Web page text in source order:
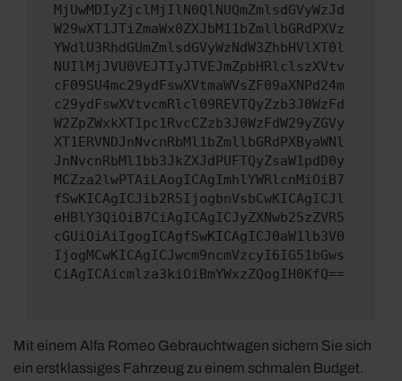
MjUwMDIyZjclMjIlN0QlNUQmZmlsdGVyWzJd
W29wXT1JTiZmaWx0ZXJbM11bZmllbGRdPXVz
YWdlU3RhdGUmZmlsdGVyWzNdW3ZhbHVlXT0l
NUIlMjJVU0VEJTIyJTVEJmZpbHRlclszXVtv
cF09SU4mc29ydFswXVtmaWVsZF09aXNPd24m
c29ydFswXVtvcmRlcl09REVTQyZzb3J0WzFd
W2ZpZWxkXT1pc1RvcCZzb3J0WzFdW29yZGVy
XT1ERVNDJnNvcnRbMl1bZmllbGRdPXByaWNl
JnNvcnRbMl1bb3JkZXJdPUFTQyZsaW1pdD0y
MCZza2lwPTAiLAogICAgImhlYWRlcnMiOiB7
fSwKICAgICJib2R5IjogbnVsbCwKICAgICJl
eHBlY3QiOiB7CiAgICAgICJyZXNwb25zZVR5
cGUiOiAiIgogICAgfSwKICAgICJ0aW1lb3V0
IjogMCwKICAgICJwcm9ncmVzcyI6IG51bGws
CiAgICAicmlza3kiOiBmYWxzZQogIH0KfQ==
Mit einem Alfa Romeo Gebrauchtwagen sichern Sie sich
ein erstklassiges Fahrzeug zu einem schmalen Budget.